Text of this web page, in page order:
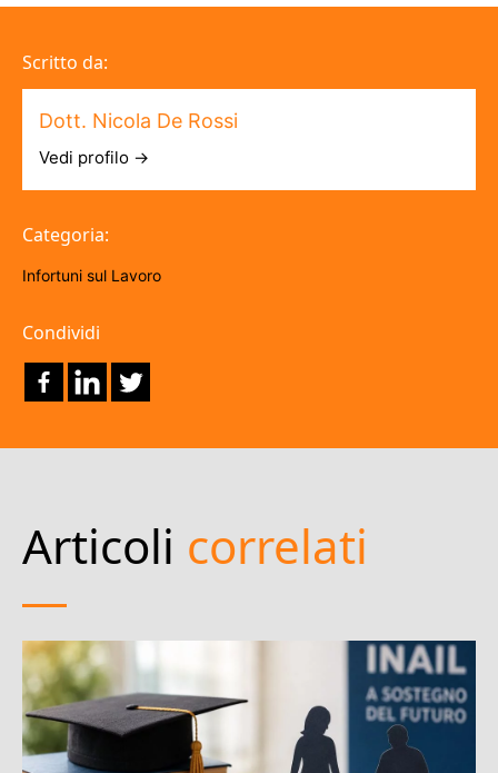
Scritto da:
Dott. Nicola De Rossi
Vedi profilo →
Categoria:
Infortuni sul Lavoro
Condividi
Articoli correlati